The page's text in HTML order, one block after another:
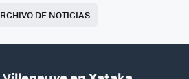
DE NOTICIAS